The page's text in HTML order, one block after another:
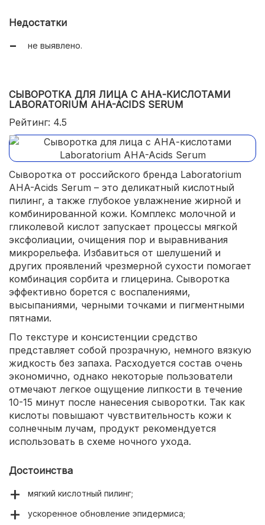
Недостатки
не выявлено.
СЫВОРОТКА ДЛЯ ЛИЦА C АНА-КИСЛОТАМИ
LABORATORIUM AHA-ACIDS SERUM
Рейтинг: 4.5
Сыворотка от российского бренда Laboratorium
AHA-Acids Serum – это деликатный кислотный
пилинг, а также глубокое увлажнение жирной и
комбинированной кожи. Комплекс молочной и
гликолевой кислот запускает процессы мягкой
эксфолиации, очищения пор и выравнивания
микрорельефа. Избавиться от шелушений и
других проявлений чрезмерной сухости помогает
комбинация сорбита и глицерина. Сыворотка
эффективно борется с воспалениями,
высыпаниями, черными точками и пигментными
пятнами.
По текстуре и консистенции средство
представляет собой прозрачную, немного вязкую
жидкость без запаха. Расходуется состав очень
экономично, однако некоторые пользователи
отмечают легкое ощущение липкости в течение
10-15 минут после нанесения сыворотки. Так как
кислоты повышают чувствительность кожи к
солнечным лучам, продукт рекомендуется
использовать в схеме ночного ухода.
Достоинства
мягкий кислотный пилинг;
ускоренное обновление эпидермиса;